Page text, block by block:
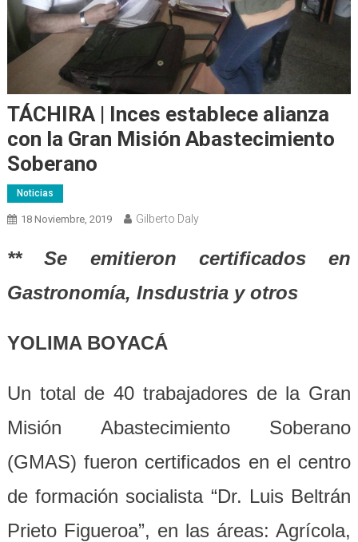
TÁCHIRA | Inces establece alianza
con la Gran Misión Abastecimiento
Soberano
Noticias
18 Noviembre, 2019 Gilberto Daly
** Se emitieron certificados en
Gastronomía, Insdustria y otros
YOLIMA BOYACÁ
Un total de 40 trabajadores de la Gran
Misión Abastecimiento Soberano
(GMAS) fueron certificados en el centro
de formación socialista “Dr. Luis Beltrán
Prieto Figueroa”, en las áreas: Agrícola,